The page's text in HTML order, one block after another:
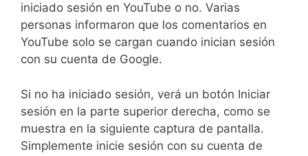
iniciado sesión en YouTube o no. Varias
personas informaron que los comentarios en
YouTube solo se cargan cuando inician sesión
con su cuenta de Google.
Si no ha iniciado sesión, verá un botón Iniciar
sesión en la parte superior derecha, como se
muestra en la siguiente captura de pantalla.
Simplemente inicie sesión con su cuenta de